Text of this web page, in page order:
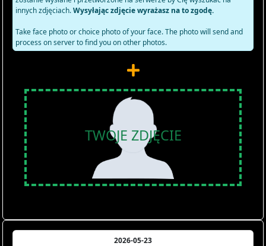
innych zdjęciach.Wysyłając zdjęcie wyrażasz na to zgodę.
Take face photo or choice photo of your face. The photo will send and
process on server to find you on other photos.
TWOJE ZDJĘCIE
2026-05-23